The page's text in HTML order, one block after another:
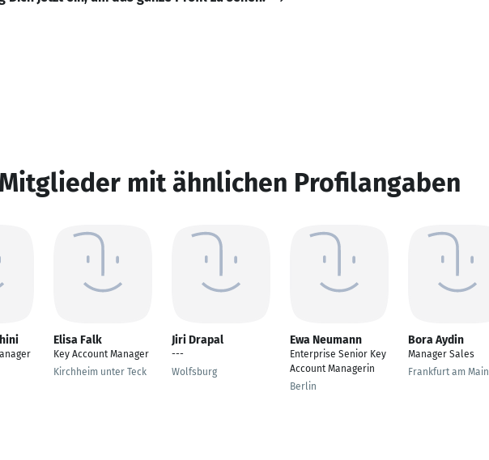
Mitglieder mit ähnlichen Profilangaben
Elisa Falk
Key Account Manager
Kirchheim unter Teck
Jiri Drapal
---
Wolfsburg
Ewa Neumann
Enterprise Senior Key
Account Managerin
Berlin
Bora Aydin
Manager Sales
Frankfurt am Main